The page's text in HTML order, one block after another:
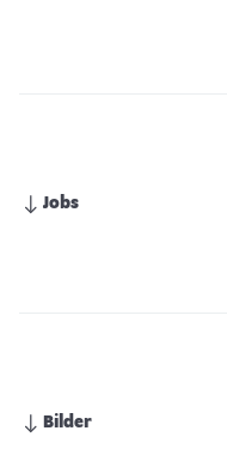
Jobs
Bilder